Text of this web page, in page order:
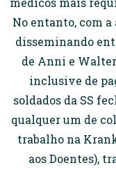
No entanto, com
disseminando
de Anni e
inclusive de
soldados da SS
qualquer um de
trabalho na
aos Doentes),